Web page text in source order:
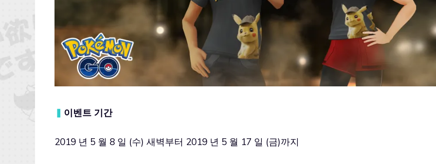
▍ 이벤트 기간
2019 년 5 월 8 일 (수) 새벽부터 2019 년 5 월 17 일 (금)까지